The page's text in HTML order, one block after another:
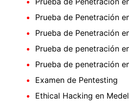
Prueba de Penetración
Prueba de Penetración
Prueba de penetración
Prueba de penetración
Examen de Pentesting
Ethical Hacking en